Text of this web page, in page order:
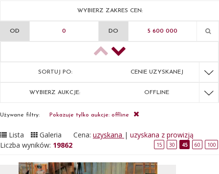
WYBIERZ ZAKRES CEN:
OD DO
SORTUJ PO: CENIE UZYSKANEJ
WYBIERZ AUKCJE: OFFLINE
Używane filtry: Pokazuje tylko aukcje: offline
Lista Galeria Cena: uzyskana | uzyskana z prowizją
Liczba wyników: 19862 15 30 45 60 100